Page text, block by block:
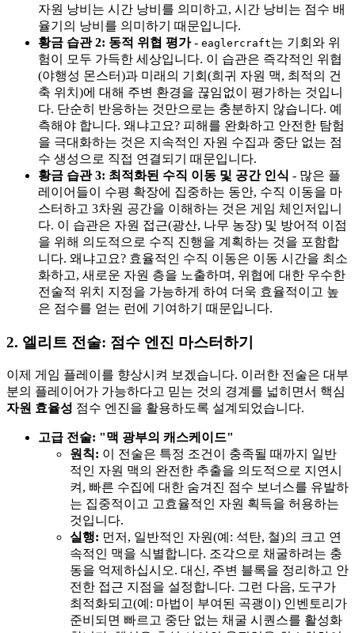
자원 낭비는 시간 낭비를 의미하고, 시간 낭비는 점수 배
율기의 낭비를 의미하기 때문입니다.
황금 습관 2: 동적 위협 평가- eaglercraft는 기회와 위
험이 모두 가득한 세상입니다. 이 습관은 즉각적인 위협
(야행성 몬스터)과 미래의 기회(희귀 자원 맥, 최적의 건
축 위치)에 대해 주변 환경을 끊임없이 평가하는 것입니
다. 단순히 반응하는 것만으로는 충분하지 않습니다. 예
측해야 합니다. 왜냐고요? 피해를 완화하고 안전한 탐험
을 극대화하는 것은 지속적인 자원 수집과 중단 없는 점
수 생성으로 직접 연결되기 때문입니다.
황금 습관 3: 최적화된 수직 이동 및 공간 인식 - 많은 플
레이어들이 수평 확장에 집중하는 동안, 수직 이동을 마
스터하고 3차원 공간을 이해하는 것은 게임 체인저입니
다. 이 습관은 자원 접근(광산, 나무 농장) 및 방어적 이점
을 위해 의도적으로 수직 진행을 계획하는 것을 포함합
니다. 왜냐고요? 효율적인 수직 이동은 이동 시간을 최소
화하고, 새로운 자원 층을 노출하며, 위협에 대한 우수한
전술적 위치 지정을 가능하게 하여 더욱 효율적이고 높
은 점수를 얻는 런에 기여하기 때문입니다.
2. 엘리트 전술: 점수 엔진 마스터하기
이제 게임 플레이를 향상시켜 보겠습니다. 이러한 전술은 대부
분의 플레이어가 가능하다고 믿는 것의 경계를 넓히면서 핵심
자원 효율성 점수 엔진을 활용하도록 설계되었습니다.
고급 전술: "맥 광부의 캐스케이드"
원칙: 이 전술은 특정 조건이 충족될 때까지 일반
적인 자원 맥의 완전한 추출을 의도적으로 지연시
켜, 빠른 수집에 대한 숨겨진 점수 보너스를 유발하
는 집중적이고 고효율적인 자원 획득을 허용하는
것입니다.
실행: 먼저, 일반적인 자원(예: 석탄, 철)의 크고 연
속적인 맥을 식별합니다. 조각으로 채굴하려는 충
동을 억제하십시오. 대신, 주변 블록을 정리하고 안
전한 접근 지점을 설정합니다. 그런 다음, 도구가
최적화되고(예: 마법이 부여된 곡괭이) 인벤토리가
준비되면 빠르고 중단 없는 채굴 시퀀스를 활성화